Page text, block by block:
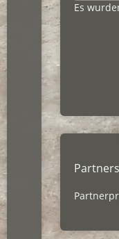
Es